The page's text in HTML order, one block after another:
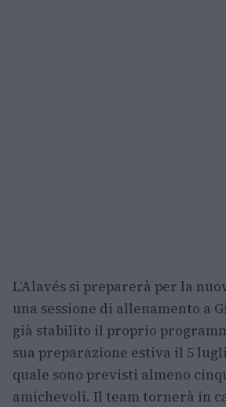
L’Alavés si preparerà per la
una sessione di allenamento a
già stabilito il proprio
sua preparazione estiva il 5
quale sono previsti almeno
amichevoli. Il team tornerà in